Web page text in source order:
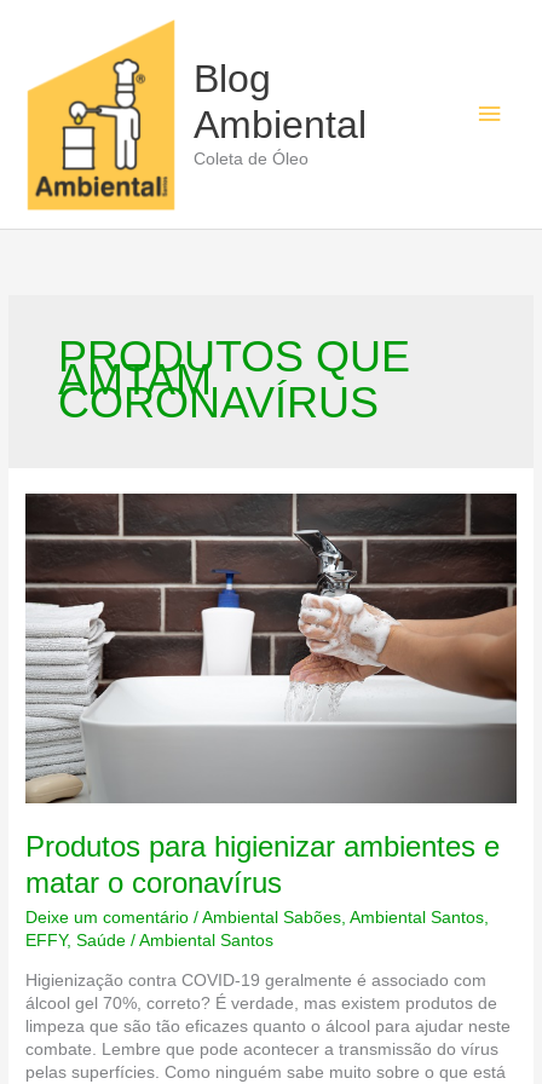
conteúdo
Blog
Ambiental
Coleta de Óleo
PRODUTOS QUE
AMTAM
CORONAVÍRUS
Produtos para higienizar ambientes e
matar o coronavírus
Deixe um comentário /Ambiental Sabões,Ambiental Santos,
EFFY,Saúde /Ambiental Santos
Higienização contra COVID-19 geralmente é associado com
álcool gel 70%, correto? É verdade, mas existem produtos de
limpeza que são tão eficazes quanto o álcool para ajudar neste
combate. Lembre que pode acontecer a transmissão do vírus
pelas superfícies. Como ninguém sabe muito sobre o que está